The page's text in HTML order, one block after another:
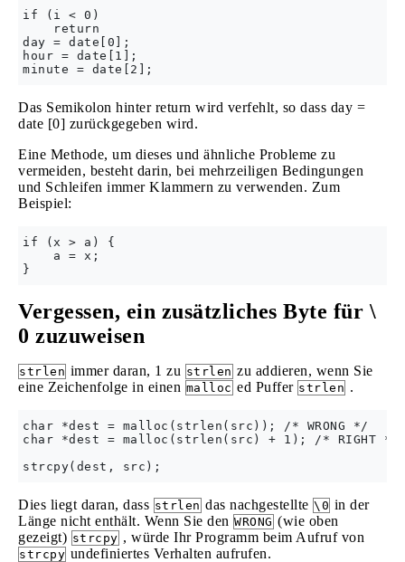
if (i < 0)
    return
day = date[0];
hour = date[1];
Das Semikolon hinter return wird verfehlt, so dass day =
date [0] zurückgegeben wird.
Eine Methode, um dieses und ähnliche Probleme zu
vermeiden, besteht darin, bei mehrzeiligen Bedingungen
und Schleifen immer Klammern zu verwenden. Zum
Beispiel:
if (x > a) {
    a = x;
Vergessen, ein zusätzliches Byte für \
0 zuzuweisen
strlen immer daran, 1 zu strlen zu addieren, wenn Sie
eine Zeichenfolge in einen malloc ed Puffer strlen .
char *dest = malloc(strlen(src)); /* WRONG */
char *dest = malloc(strlen(src) + 1); /* RIGHT */
Dies liegt daran, dass strlen das nachgestellte \0 in der
Länge nicht enthält. Wenn Sie den WRONG (wie oben
gezeigt) strcpy , würde Ihr Programm beim Aufruf von
strcpy undefiniertes Verhalten aufrufen.